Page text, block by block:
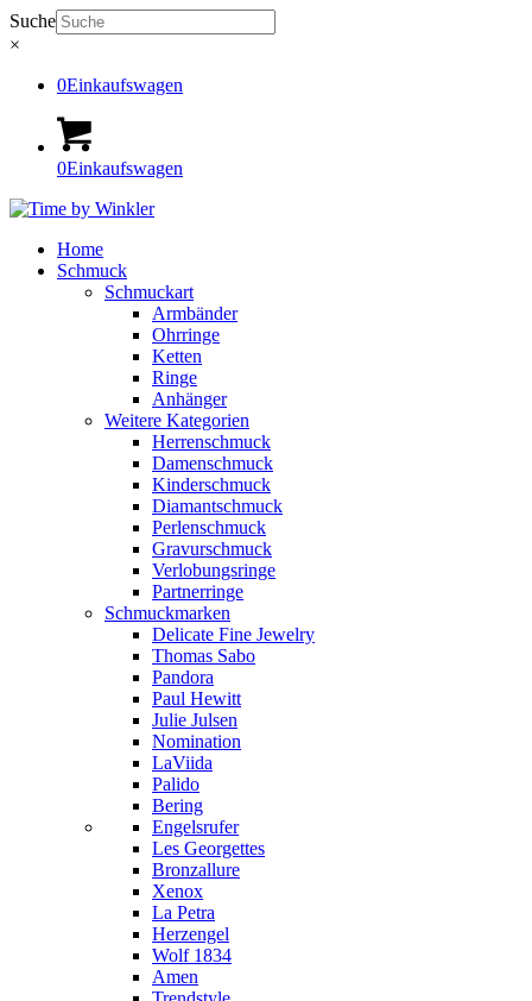
Suche
×
0Einkaufswagen
0Einkaufswagen
Home
Schmuck
Schmuckart
Armbänder
Ohrringe
Ketten
Ringe
Anhänger
Weitere Kategorien
Herrenschmuck
Damenschmuck
Kinderschmuck
Diamantschmuck
Perlenschmuck
Gravurschmuck
Verlobungsringe
Partnerringe
Schmuckmarken
Delicate Fine Jewelry
Thomas Sabo
Pandora
Paul Hewitt
Julie Julsen
Nomination
LaViida
Palido
Bering
Engelsrufer
Les Georgettes
Bronzallure
Xenox
La Petra
Herzengel
Wolf 1834
Amen